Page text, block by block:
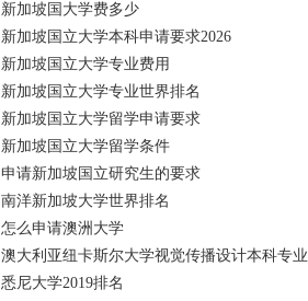
新加坡国大学费多少
新加坡国立大学本科申请要求2026
新加坡国立大学专业费用
新加坡国立大学专业世界排名
新加坡国立大学留学申请要求
新加坡国立大学留学条件
申请新加坡国立研究生的要求
南洋新加坡大学世界排名
怎么申请澳洲大学
澳大利亚纽卡斯尔大学视觉传播设计本科专业
悉尼大学2019排名